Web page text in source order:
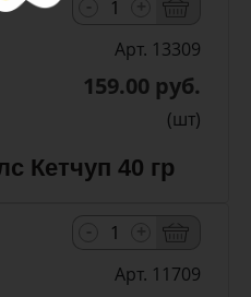
Арт. 13309
159.00 руб.
(шт)
Кетчуп 40 гр
Арт. 11709